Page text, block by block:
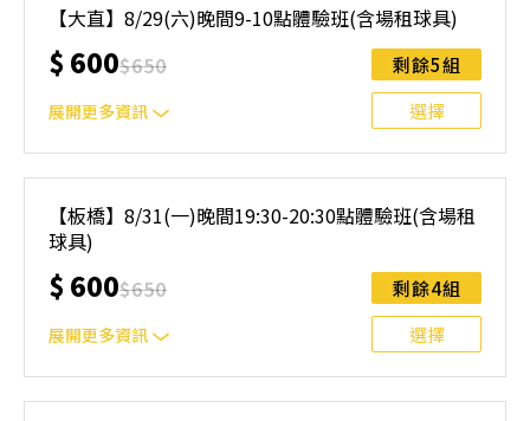
制。歡迎邀請親友一同報名參加，享受團體運動樂趣！ 如
人數未達開班門檻，或因天候不佳無法如期舉行，POA將視
情況安排延期或併班處理。 ⚠️ 報名完成後，如因天候因素
無法上課，僅提供課程延期選項，恕不退費，請參閱【報名
與課程異動規則】。報名後視為您已同意上述規則。
【大直】8/29(六)晚間9-10點體驗班(含場租球具)
$ 600$650
展開更多資訊
剩餘5組
選擇
制。歡迎邀請親友一同報名參加，享受團體運動樂趣！ 如
人數未達開班門檻，或因天候不佳無法如期舉行，POA將視
情況安排延期或併班處理。 ⚠️ 報名完成後，如因天候因素
無法上課，僅提供課程延期選項，恕不退費，請參閱【報名
與課程異動規則】。報名後視為您已同意上述規則。
【板橋】8/31(一)晚間19:30-20:30點體驗班(含場租
球具)
$ 600$650
展開更多資訊
剩餘4組
選擇